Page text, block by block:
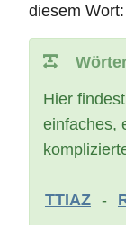
diesem Wort:
Wörter
Hier
einfaches,
TTIAZ -